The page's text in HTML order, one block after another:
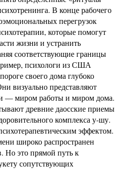
В конце рабочего
перегрузок
которые помогут
жизни и устранить
соответствующие границы
психологи из США
своего дома глубоко
визуально представляют
— миром работы и миром дома.
древние даосские приемы
комплекса у-шу.
эффектом.
широко распространен
Но это прямой путь к
сопутствующих